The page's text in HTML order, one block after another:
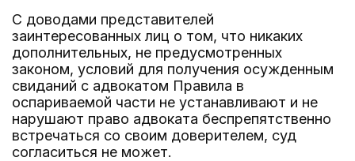
С доводами представителей
заинтересованных лиц о том, что никаких
дополнительных, не предусмотренных
законом, условий для получения осужденным
свиданий с адвокатом Правила в
оспариваемой части не устанавливают и не
нарушают право адвоката беспрепятственно
встречаться со своим доверителем, суд
согласиться не может.